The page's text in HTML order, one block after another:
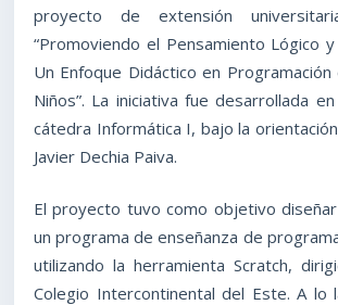
proyecto de extensión
“Promoviendo el Pensamiento Lógico y
Un Enfoque Didáctico en Programación
Niños”. La iniciativa fue desarrollada
cátedra Informática I, bajo la orientación
Javier Dechia Paiva.
El proyecto tuvo como objetivo diseñar
un programa de enseñanza de
utilizando la herramienta Scratch,
Colegio Intercontinental del Este. A lo